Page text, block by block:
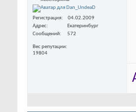
Регистрация
04.02.2009
Адрес
Екатеринбург
Сообщений
572
Вес репутации
19804